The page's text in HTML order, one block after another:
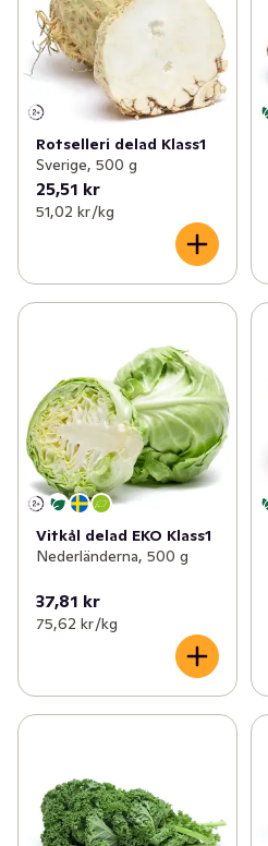
Rotselleri delad Klass1
Sverige, 500 g
25,51 kr
51,02 kr /kg
Vitkål delad EKO Klass1
Nederländerna, 500 g
37,81 kr
75,62 kr /kg